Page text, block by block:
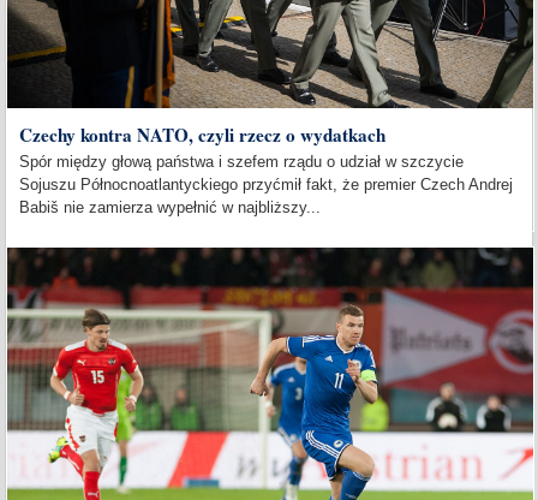
Czechy kontra NATO, czyli rzecz o wydatkach
Spór między głową państwa i szefem rządu o udział w szczycie
Sojuszu Północnoatlantyckiego przyćmił fakt, że premier Czech Andrej
Babiš nie zamierza wypełnić w najbliższy...